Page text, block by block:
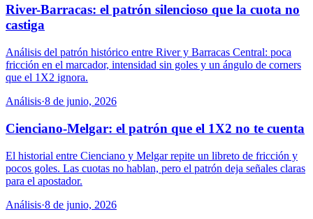
River-Barracas: el patrón silencioso que la cuota no
castiga
Análisis del patrón histórico entre River y Barracas Central: poca
fricción en el marcador, intensidad sin goles y un ángulo de corners
que el 1X2 ignora.
Análisis·8 de junio, 2026
Cienciano-Melgar: el patrón que el 1X2 no te cuenta
El historial entre Cienciano y Melgar repite un libreto de fricción y
pocos goles. Las cuotas no hablan, pero el patrón deja señales claras
para el apostador.
Análisis·8 de junio, 2026